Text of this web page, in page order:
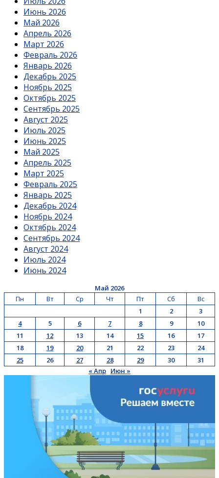
Июнь 2026
Май 2026
Апрель 2026
Март 2026
Февраль 2026
Январь 2026
Декабрь 2025
Ноябрь 2025
Октябрь 2025
Сентябрь 2025
Август 2025
Июль 2025
Июнь 2025
Май 2025
Апрель 2025
Март 2025
Февраль 2025
Январь 2025
Декабрь 2024
Ноябрь 2024
Октябрь 2024
Сентябрь 2024
Август 2024
Июль 2024
Июнь 2024
Май 2026
Пн
Вт Ср Чт Пт Сб
Вс
1
2
3
4
5 6 7 8 9
10
11
12 13 14 15 16
17
18
19 20 21 22 23
24
25
26 27 28 29 30
31
« Апр Июн »